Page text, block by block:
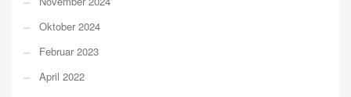
Oktober 2024
Februar 2023
April 2022